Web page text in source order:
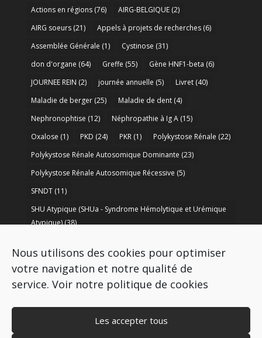
Nous utilisons des cookies pour optimiser
votre navigation et notre qualité de
service. Voir notre politique de cookies
Les accepter tous
Actions en régions(76) AIRG-BELGIQUE(2)
AIRG soeurs(21) Appels à projets de recherches(6)
Assemblée Générale (1) Cystinose (31)
don d'organe (64) Greffe (55) Gène HNF1-beta (6)
JOURNEE REIN (2) journée annuelle (5) Livret(40)
Maladie de berger(25) Maladie de dent(4)
Nephronophtise (12) Néphropathie à Ig A(15)
Oxalose (1) PKD (24) PKR(1) Polykystose Rénale (22)
Polykystose Rénale Autosomique Dominante (23)
Polykystose Rénale Autosomique Récessive (5)
SFNDT(11)
SHU Atypique (SHUa - Syndrome Hémolytique et Urémique
Atypique)(38)
Syndrome de Bartter(8) Syndrome d’Alport(37)